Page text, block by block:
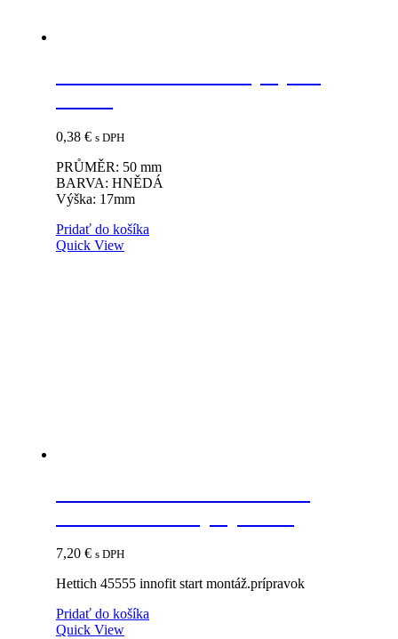
0,38 € s DPH
PRŮMĚR: 50 mm
BARVA: HNĚDÁ
Výška: 17mm
Pridať do košíka
Quick View
7,20 € s DPH
Hettich 45555 innofit start montáž.prípravok
Pridať do košíka
Quick View